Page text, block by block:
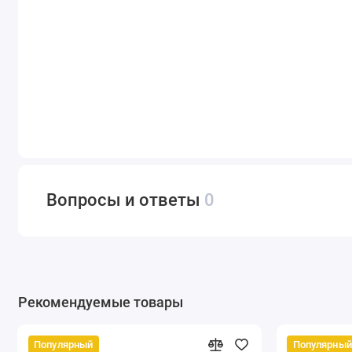
Вопросы и ответы 0
Рекомендуемые товары
Популярный Популярный